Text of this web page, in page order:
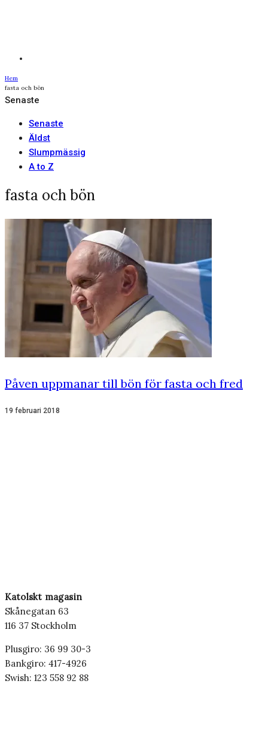
Hem
fasta och bön
Senaste
Senaste
Äldst
Slumpmässig
A to Z
fasta och bön
Påven uppmanar till bön för fasta och fred
19 februari 2018
Katolskt magasin
Skånegatan 63
116 37 Stockholm
Plusgiro: 36 99 30-3
Bankgiro: 417-4926
Swish: 123 558 92 88